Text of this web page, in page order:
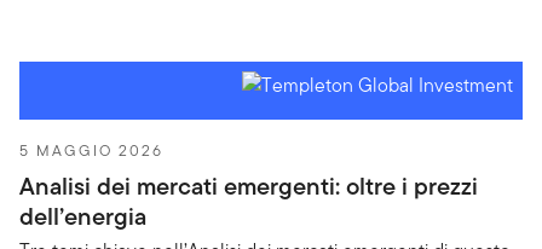
5 MAGGIO 2026
Analisi dei mercati emergenti: oltre i prezzi
dell’energia